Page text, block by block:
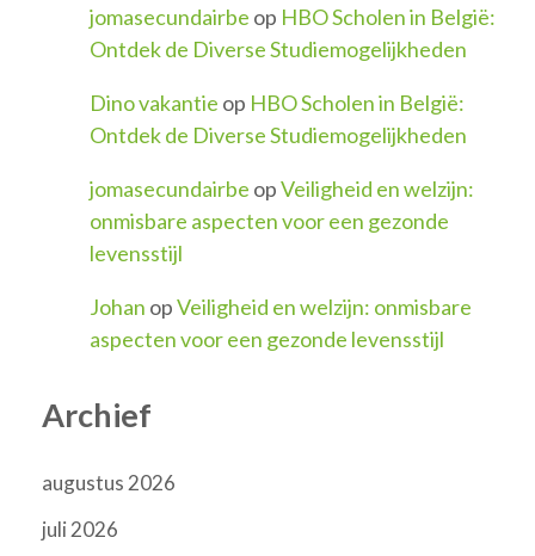
jomasecundairbe op HBO Scholen in België:
Ontdek de Diverse Studiemogelijkheden
Dino vakantie op HBO Scholen in België:
Ontdek de Diverse Studiemogelijkheden
jomasecundairbe opVeiligheid en welzijn:
onmisbare aspecten voor een gezonde
levensstijl
Johan opVeiligheid en welzijn: onmisbare
aspecten voor een gezonde levensstijl
Archief
augustus 2026
juli 2026